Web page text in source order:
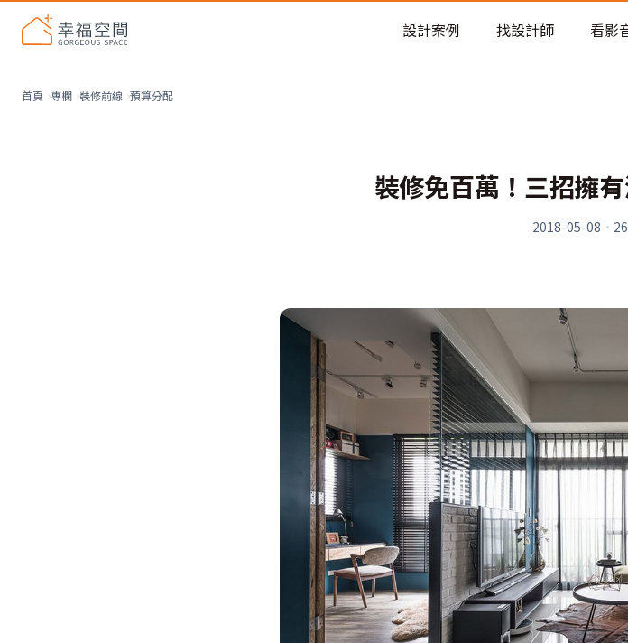
老屋預算分配與高
設計案例 找設計師 看影
首頁 專欄 裝修前線 預算分配
裝修免百萬！三招擁
2018-05-08 ·